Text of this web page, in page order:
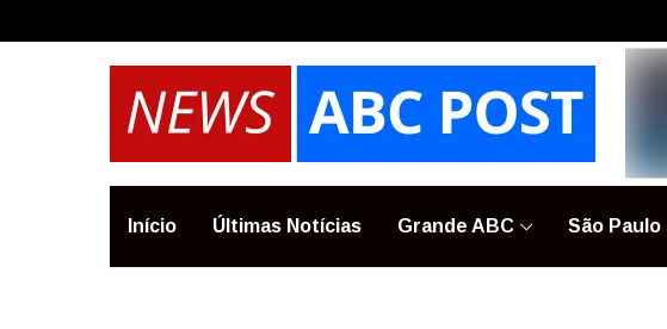
Início Últimas Notícias Grande ABC São Paulo